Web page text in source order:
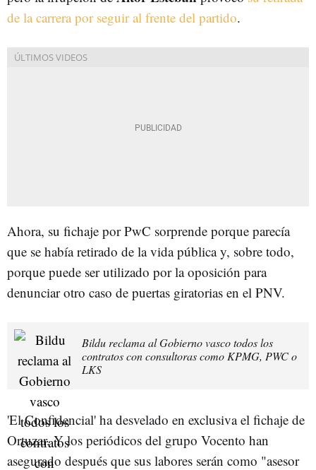
de la carrera por seguir al frente del partido.
Ahora, su fichaje por PwC sorprende porque parecía
que se había retirado de la vida pública y, sobre todo,
porque puede ser utilizado por la oposición para
denunciar otro caso de puertas giratorias en el PNV.
Bildu reclama al Gobierno vasco todos los
contratos con consultoras como KPMG, PWC o
LKS
'El Confidencial' ha desvelado en exclusiva el fichaje de
Ortuzar. Y los periódicos del grupo Vocento han
asegurado después que sus labores serán como "asesor